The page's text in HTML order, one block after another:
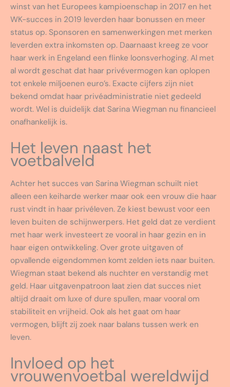
winst van het Europees kampioenschap in 2017 en het
WK-succes in 2019 leverden haar bonussen en meer
status op. Sponsoren en samenwerkingen met merken
leverden extra inkomsten op. Daarnaast kreeg ze voor
haar werk in Engeland een flinke loonsverhoging. Al met
al wordt geschat dat haar privévermogen kan oplopen
tot enkele miljoenen euro’s. Exacte cijfers zijn niet
bekend omdat haar privéadministratie niet gedeeld
wordt. Wel is duidelijk dat Sarina Wiegman nu financieel
onafhankelijk is.
Het leven naast het
voetbalveld
Achter het succes van Sarina Wiegman schuilt niet
alleen een keiharde werker maar ook een vrouw die haar
rust vindt in haar privéleven. Ze kiest bewust voor een
leven buiten de schijnwerpers. Het geld dat ze verdient
met haar werk investeert ze vooral in haar gezin en in
haar eigen ontwikkeling. Over grote uitgaven of
opvallende eigendommen komt zelden iets naar buiten.
Wiegman staat bekend als nuchter en verstandig met
geld. Haar uitgavenpatroon laat zien dat succes niet
altijd draait om luxe of dure spullen, maar vooral om
stabiliteit en vrijheid. Ook als het gaat om haar
vermogen, blijft zij zoek naar balans tussen werk en
leven.
Invloed op het
vrouwenvoetbal wereldwijd